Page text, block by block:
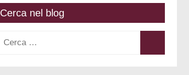
Cerca nel blog
Ricerca